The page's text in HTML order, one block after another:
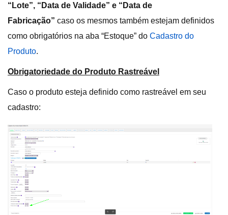
“Lote”, “Data de Validade” e “Data de
Fabricação” caso os mesmos também estejam definidos
como obrigatórios na aba “Estoque” do Cadastro do
Produto.
Obrigatoriedade do Produto Rastreável
Caso o produto esteja definido como rastreável em seu
cadastro: